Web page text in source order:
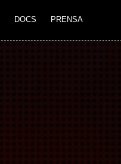
DOCS PRENSA